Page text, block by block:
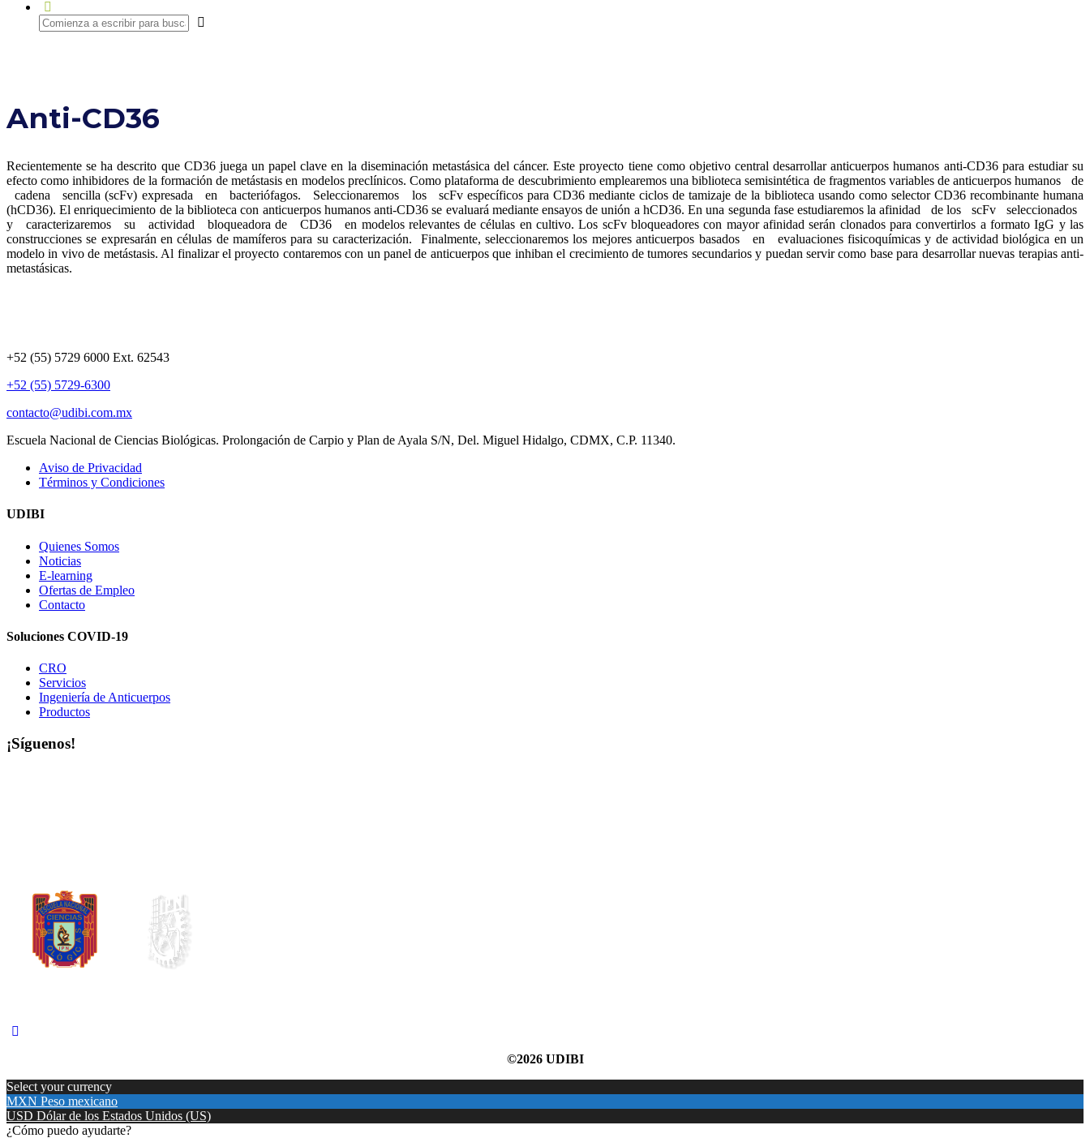
Anti-CD36
Recientemente se ha descrito que CD36 juega un papel clave en la diseminación metastásica del cáncer. Este proyecto tiene como objetivo central desarrollar anticuerpos humanos anti-CD36 para estudiar su
efecto como inhibidores de la formación de metástasis en modelos preclínicos. Como plataforma de descubrimiento emplearemos una biblioteca semisintética de fragmentos variables de anticuerpos humanos de
cadena sencilla (scFv) expresada en bacteriófagos. Seleccionaremos los scFv específicos para CD36 mediante ciclos de tamizaje de la biblioteca usando como selector CD36 recombinante humana
(hCD36). El enriquecimiento de la biblioteca con anticuerpos humanos anti-CD36 se evaluará mediante ensayos de unión a hCD36. En una segunda fase estudiaremos la afinidad de los scFv seleccionados
y caracterizaremos su actividad bloqueadora de CD36 en modelos relevantes de células en cultivo. Los scFv bloqueadores con mayor afinidad serán clonados para convertirlos a formato IgG y las
construcciones se expresarán en células de mamíferos para su caracterización. Finalmente, seleccionaremos los mejores anticuerpos basados en evaluaciones fisicoquímicas y de actividad biológica en un
modelo in vivo de metástasis. Al finalizar el proyecto contaremos con un panel de anticuerpos que inhiban el crecimiento de tumores secundarios y puedan servir como base para desarrollar nuevas terapias anti-
metastásicas.
+52 (55) 5729 6000 Ext. 62543
+52 (55) 5729-6300
contacto@udibi.com.mx
Escuela Nacional de Ciencias Biológicas. Prolongación de Carpio y Plan de Ayala S/N, Del. Miguel Hidalgo, CDMX, C.P. 11340.
Aviso de Privacidad
Términos y Condiciones
UDIBI
Quienes Somos
Noticias
E-learning
Ofertas de Empleo
Contacto
Soluciones COVID-19
CRO
Servicios
Ingeniería de Anticuerpos
Productos
¡Síguenos!
©2026 UDIBI
Select your currency
MXN Peso mexicano
USD Dólar de los Estados Unidos (US)
¿Cómo puedo ayudarte?